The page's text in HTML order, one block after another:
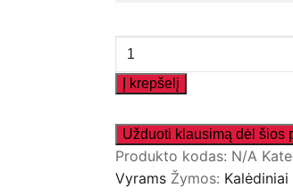
produkto
kiekis:
Džemperis
man
labai,
labai"
Į krepšelį
Produkto kodas: N/A
Vyrams Žymos: